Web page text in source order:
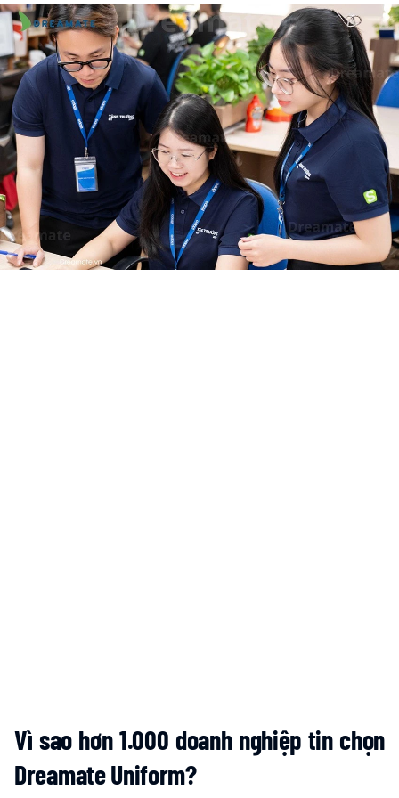
Vì sao hơn 1.000 doanh nghiệp tin chọn
Dreamate Uniform?